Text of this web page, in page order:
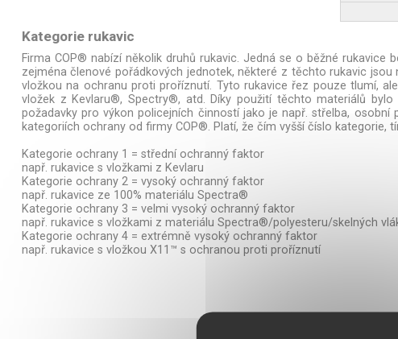
Kategorie rukavic
Firma COP® nabízí několik druhů rukavic. Jedná se o běžné
zejména členové pořádkových jednotek, některé z těchto rukavic
vložkou na ochranu proti proříznutí. Tyto rukavice řez pouze tlumí,
vložek z Kevlaru®, Spectry®, atd. Díky použití těchto materiálů
požadavky pro výkon policejních činností jako je např. střelba,
kategoriích ochrany od firmy COP®. Platí, že čím vyšší číslo kategorie,
Kategorie ochrany 1 = střední ochranný faktor
např. rukavice s vložkami z Kevlaru
Kategorie ochrany 2 = vysoký ochranný faktor
např. rukavice ze 100% materiálu Spectra®
Kategorie ochrany 3 = velmi vysoký ochranný faktor
např. rukavice s vložkami z materiálu Spectra®/polyesteru/skelných
Kategorie ochrany 4 = extrémně vysoký ochranný faktor
např. rukavice s vložkou X11™ s ochranou proti proříznutí